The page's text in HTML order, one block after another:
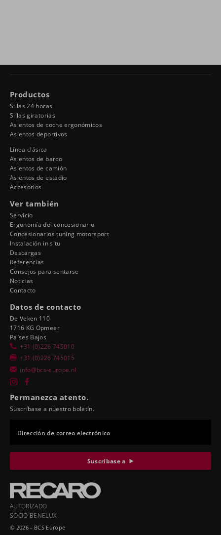
Productos
Sillas 24 horas
Sillas giratorias
Asientos de coche ergonómicos
Asientos deportivos
Línea clásica
Asientos de barco
Asientos de camión
Asientos de estadio
Accesorios
Ver también
Servicio
Ergonomía del concesionario
Concesionarios tuning motorsport
Instalación in situ
Descargas
Referencias
Consejos para sentarse
Noticias
Contacto
Datos de contacto
De Veken 110
1716 KG Opmeer
Países Bajos
+31 (0)226 745010
+31 (0)226 745015
info@bcs-europe.nl
Permanezca atento.
Suscríbase a nuestro boletín.
Dirección de correo electrónico
Suscríbase a
AUTORIZADO
SOCIO BENELUX
© 2026 - BCS Europe